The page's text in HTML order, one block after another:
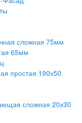
сложная 75мм
65мм
простая 190х50
сложная 20х30